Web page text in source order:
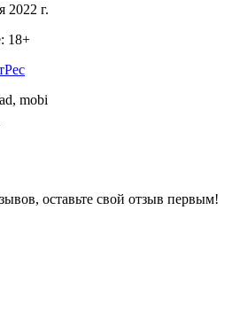
2022 г.
18+
mobi
оставьте свой отзыв первым!